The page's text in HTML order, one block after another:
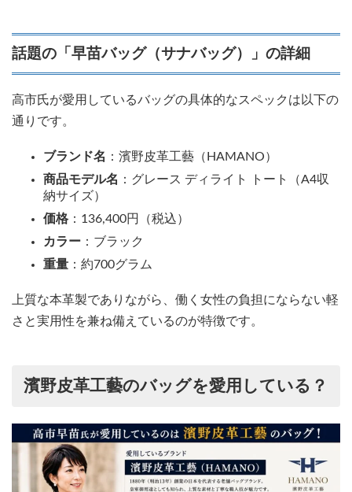
話題の「早苗バッグ（サナバッグ）」の詳細
高市氏が愛用しているバッグの具体的なスペックは以下の
通りです。
ブランド名 ：濱野皮革工藝（HAMANO）
商品モデル名 ：グレース ディライト トート（A4収
納サイズ）
価格 ：136,400円（税込）
カラー ：ブラック
重量 ：約700グラム
上質な本革製でありながら、働く女性の負担にならない軽
さと実用性を兼ね備えているのが特徴です。
濱野皮革工藝のバッグを愛用している？